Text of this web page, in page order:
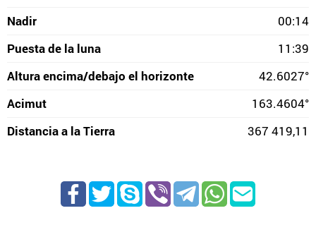
Nadir
00:14
Puesta de la luna
11:39
Altura encima/debajo el horizonte
42.6027°
Acimut
163.4604°
Distancia a la Tierra
367 419,11